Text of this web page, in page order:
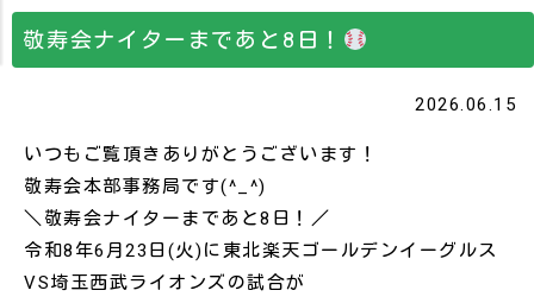
敬寿会ナイターまであと8日！
2026.06.15
いつもご覧頂きありがとうございます！
敬寿会本部事務局です(^_^)
＼敬寿会ナイターまであと8日！／
令和8年6月23日(火)に東北楽天ゴールデンイーグルス
VS埼玉西武ライオンズの試合が